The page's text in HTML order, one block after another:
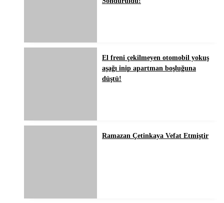
El freni çekilmeyen otomobil yokuş
aşağı inip apartman boşluğuna
düştü!
Ramazan Çetinkaya Vefat Etmiştir